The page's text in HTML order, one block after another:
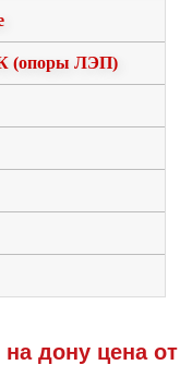
(опоры ЛЭП)
дону цена от